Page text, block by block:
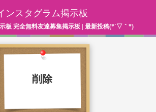
ンスタグラム掲示板
板 完全無料友達募集掲示板 | 最新投稿(*´▽｀*)
削除